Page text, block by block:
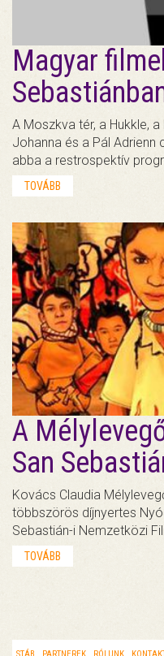
Magyar
A Moszkva tér, a Hukkle,
Johanna és a Pál
abba a restrospektív
TOVÁBB
A
San
Kovács Claudia
többszörös díjnyertes
Sebastián-i Nemzetközi
TOVÁBB